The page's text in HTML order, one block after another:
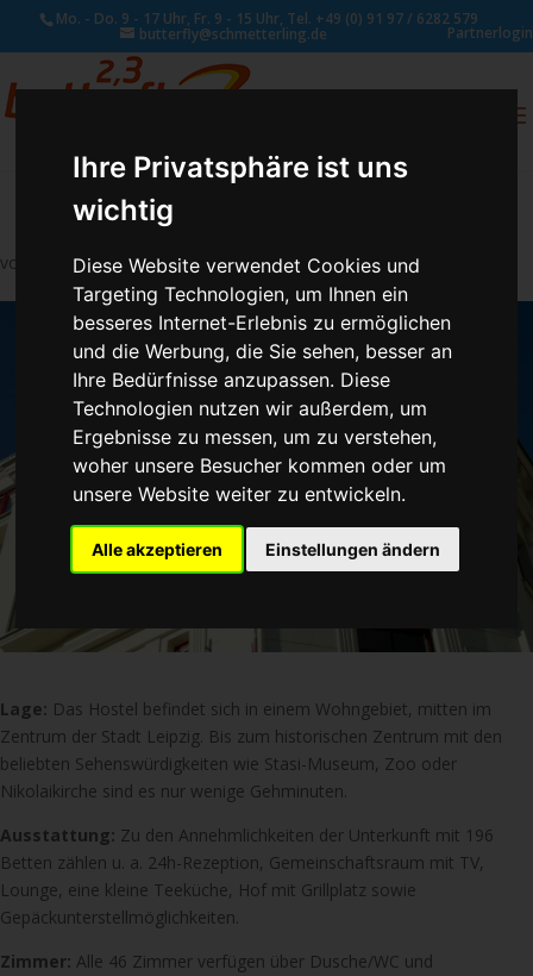
Ihre Privatsphäre ist uns
wichtig
Diese Website verwendet Cookies und
Targeting Technologien, um Ihnen ein
besseres Internet-Erlebnis zu ermöglichen
und die Werbung, die Sie sehen, besser an
Ihre Bedürfnisse anzupassen. Diese
Technologien nutzen wir außerdem, um
Ergebnisse zu messen, um zu verstehen,
woher unsere Besucher kommen oder um
unsere Website weiter zu entwickeln.
Alle akzeptieren Einstellungen ändern
Mo. - Do. 9 - 17 Uhr, Fr. 9 - 15 Uhr, Tel. +49 (0) 91 97 / 6282 579
butterfly@schmetterling.de Partnerlogin
von Schmetterling Administrator|Aug. 4, 2017
Lage: Das Hostel befindet sich in einem Wohngebiet, mitten im
Zentrum der Stadt Leipzig. Bis zum historischen Zentrum mit den
beliebten Sehenswürdigkeiten wie Stasi-Museum, Zoo oder
Nikolaikirche sind es nur wenige Gehminuten.
Ausstattung: Zu den Annehmlichkeiten der Unterkunft mit 196
Betten zählen u. a. 24h-Rezeption, Gemeinschaftsraum mit TV,
Lounge, eine kleine Teeküche, Hof mit Grillplatz sowie
Gepäckunterstellmöglichkeiten.
Zimmer: Alle 46 Zimmer verfügen über Dusche/WC und